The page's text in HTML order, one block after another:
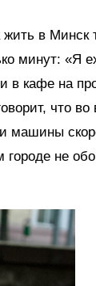
жить в
минут: «Я
кафе на
что
машины
не